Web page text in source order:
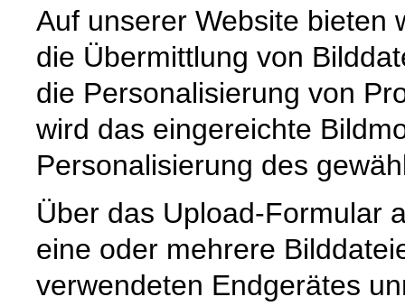
Auf unserer Website bieten
die Übermittlung von
die Personalisierung von
wird das eingereichte
Personalisierung des
Über das Upload-Formular
eine oder mehrere
verwendeten Endgerätes